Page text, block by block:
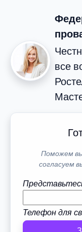
все
Поможем
согласуем
Телефон для